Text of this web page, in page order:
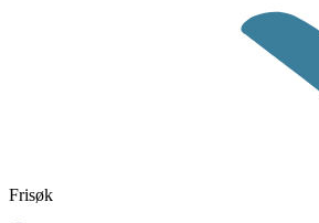
Frisøk